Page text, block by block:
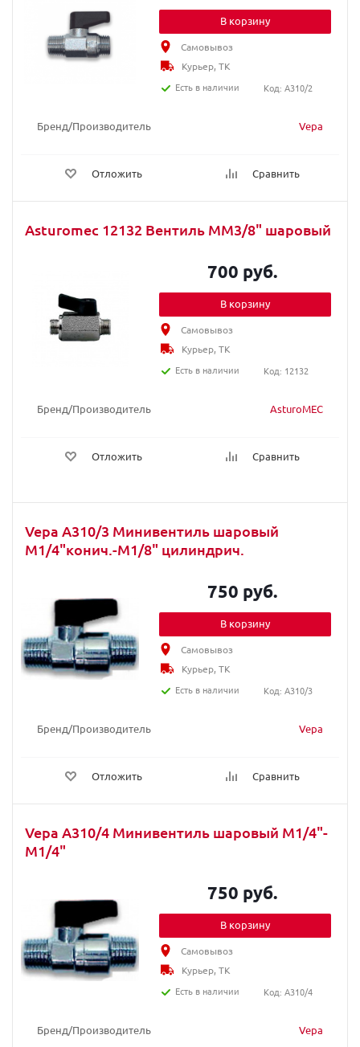
Бренд/Производитель Vepa
Отложить Сравнить
В корзину
Самовывоз
Курьер, ТК
Есть в наличии
Код: A310/2
Asturomec 12132 Вентиль ММ3/8" шаровый
Бренд/Производитель AsturoMEC
Отложить Сравнить
700 руб.
В корзину
Самовывоз
Курьер, ТК
Есть в наличии
Код: 12132
Vepa A310/3 Минивентиль шаровый
M1/4"конич.-M1/8" цилиндрич.
Бренд/Производитель Vepa
Отложить Сравнить
750 руб.
В корзину
Самовывоз
Курьер, ТК
Есть в наличии
Код: A310/3
Vepa A310/4 Минивентиль шаровый M1/4"-
M1/4"
Бренд/Производитель Vepa
750 руб.
В корзину
Самовывоз
Курьер, ТК
Есть в наличии
Код: A310/4